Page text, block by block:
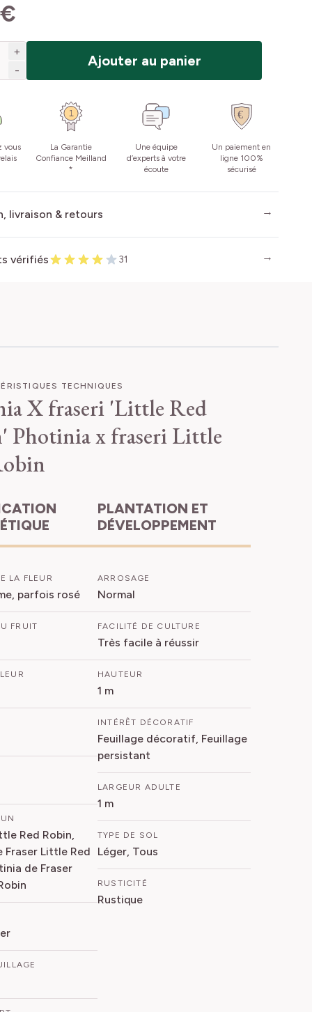
+
-
Ajouter au panier
vous
La Garantie
Confiance Meilland
*
Une équipe
d’experts à votre
écoute
Un paiement en
ligne 100%
sécurisé
livraison & retours
vérifiés 31
TECHNIQUES
X fraseri 'Little Red
Photinia x fraseri Little
LA FLEUR
parfois rosé
FRUIT
Red Robin,
Fraser Little Red
de Fraser
PLANTATION ET
DÉVELOPPEMENT
ARROSAGE
Normal
FACILITÉ DE CULTURE
Très facile à réussir
HAUTEUR
1 m
INTÉRÊT DÉCORATIF
Feuillage décoratif, Feuillage
persistant
LARGEUR ADULTE
1 m
TYPE DE SOL
Léger, Tous
RUSTICITÉ
Rustique